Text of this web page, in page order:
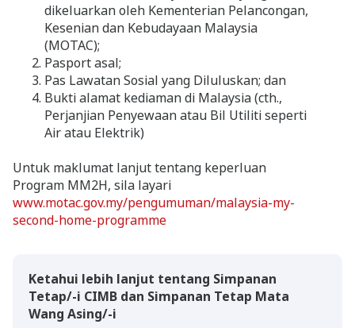
dikeluarkan oleh Kementerian Pelancongan,
Kesenian dan Kebudayaan Malaysia
(MOTAC);
Pasport asal;
Pas Lawatan Sosial yang Diluluskan; dan
Bukti alamat kediaman di Malaysia (cth.,
Perjanjian Penyewaan atau Bil Utiliti seperti
Air atau Elektrik)
Untuk maklumat lanjut tentang keperluan
Program MM2H, sila layari
www.motac.gov.my/pengumuman/malaysia-my-
second-home-programme
Ketahui lebih lanjut tentang Simpanan
Tetap/-i CIMB dan Simpanan Tetap Mata
Wang Asing/-i